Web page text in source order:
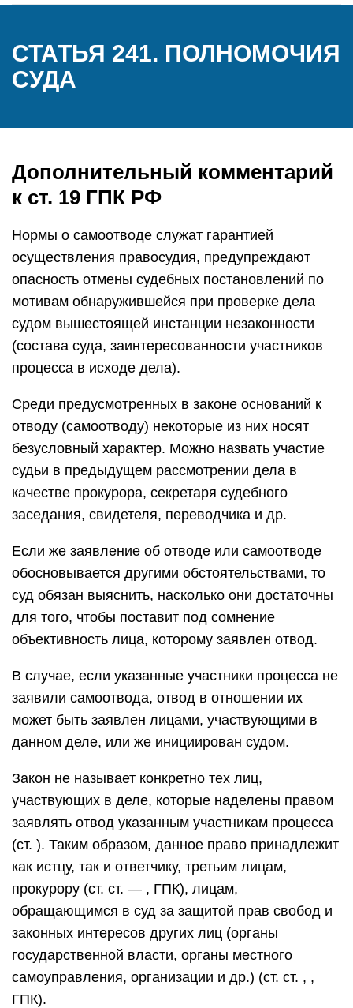
СТАТЬЯ 241. ПОЛНОМОЧИЯ
СУДА
Дополнительный комментарий
к ст. 19 ГПК РФ
Нормы о самоотводе служат гарантией
осуществления правосудия, предупреждают
опасность отмены судебных постановлений по
мотивам обнаружившейся при проверке дела
судом вышестоящей инстанции незаконности
(состава суда, заинтересованности участников
процесса в исходе дела).
Среди предусмотренных в законе оснований к
отводу (самоотводу) некоторые из них носят
безусловный характер. Можно назвать участие
судьи в предыдущем рассмотрении дела в
качестве прокурора, секретаря судебного
заседания, свидетеля, переводчика и др.
Если же заявление об отводе или самоотводе
обосновывается другими обстоятельствами, то
суд обязан выяснить, насколько они достаточны
для того, чтобы поставит под сомнение
объективность лица, которому заявлен отвод.
В случае, если указанные участники процесса не
заявили самоотвода, отвод в отношении их
может быть заявлен лицами, участвующими в
данном деле, или же инициирован судом.
Закон не называет конкретно тех лиц,
участвующих в деле, которые наделены правом
заявлять отвод указанным участникам процесса
(ст. ). Таким образом, данное право принадлежит
как истцу, так и ответчику, третьим лицам,
прокурору (ст. ст. — , ГПК), лицам,
обращающимся в суд за защитой прав свобод и
законных интересов других лиц (органы
государственной власти, органы местного
самоуправления, организации и др.) (ст. ст. , ,
ГПК).